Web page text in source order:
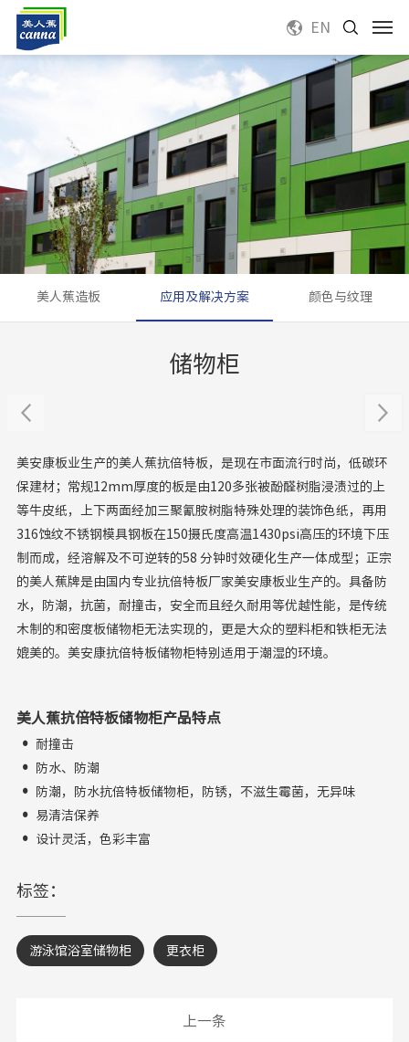
EN
美人蕉造板 应用及解决方案 颜色与纹理
储物柜
美安康板业生产的美人蕉抗倍特板，是现在市面流行时尚，低碳环
保建材；常规12mm厚度的板是由120多张被酚醛树脂浸渍过的上
等牛皮纸，上下两面经加三聚氰胺树脂特殊处理的装饰色纸，再用
316蚀纹不锈钢模具钢板在150摄氏度高温1430psi高压的环境下压
制而成，经溶解及不可逆转的58 分钟时效硬化生产一体成型；正宗
的美人蕉牌是由国内专业抗倍特板厂家美安康板业生产的。具备防
水，防潮，抗菌，耐撞击，安全而且经久耐用等优越性能，是传统
木制的和密度板储物柜无法实现的，更是大众的塑料柜和铁柜无法
媲美的。美安康抗倍特板储物柜特别适用于潮湿的环境。
美人蕉抗倍特板储物柜产品特点
· 耐撞击
· 防水、防潮
· 防潮，防水抗倍特板储物柜，防锈，不滋生霉菌，无异味
· 易清洁保养
· 设计灵活，色彩丰富
标签：
游泳馆浴室储物柜 更衣柜
上一条